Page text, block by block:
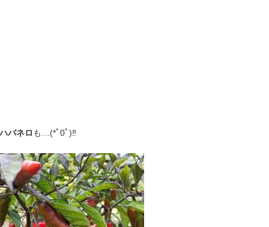
ハバネロ も…(*ﾟ0ﾟ)‼